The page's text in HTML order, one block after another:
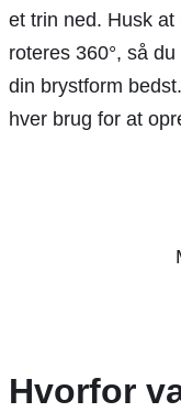
et trin ned. Husk
roteres 360°, så
din brystform
hver brug for at
Hvorfor